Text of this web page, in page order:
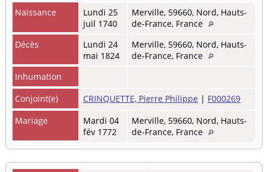
Naissance
Lundi 25
juil 1740
Merville, 59660, Nord, Hauts-
de-France, France
Décès
Lundi 24
mai 1824
Merville, 59660, Nord, Hauts-
de-France, France
Inhumation
Conjoint(e)
CRINQUETTE, Pierre Philippe | F000269
Mariage
Mardi 04
fév 1772
Merville, 59660, Nord, Hauts-
de-France, France